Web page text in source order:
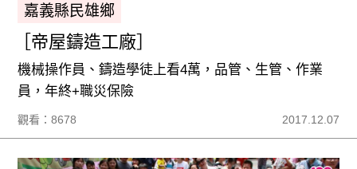
嘉義縣民雄鄉
［帝屋鑄造工廠］
機械操作員、鑄造學徒上看4萬，品管、生管、作業
員，年終+職災保險
觀看：8678 2017.12.07